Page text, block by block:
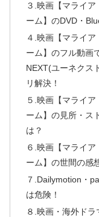
３.映画【マライ
ーム】のDVD・
４.映画【マライ
ーム】のフル動画
NEXT(ユーネクス
リ解決！
５.映画【マライ
ーム】の見所・ス
は？
６.映画【マライ
ーム】の世間の感
７.Dailymotion・
は危険！
８.映画・海外ド